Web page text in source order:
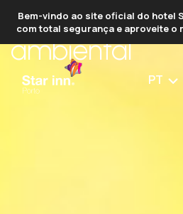
Bem-vindo ao site oficial do hotel
com total segurança e aproveite
PT
POLÍTICA
ambiental